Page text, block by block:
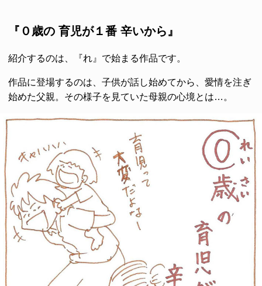
『０歳の 育児が１番 辛いから』
紹介するのは、『れ』で始まる作品です。
作品に登場するのは、子供が話し始めてから、愛情を注ぎ
始めた父親。その様子を見ていた母親の心境とは…。